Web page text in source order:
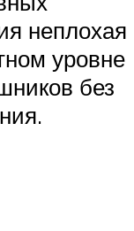
неплохая
уровне
без